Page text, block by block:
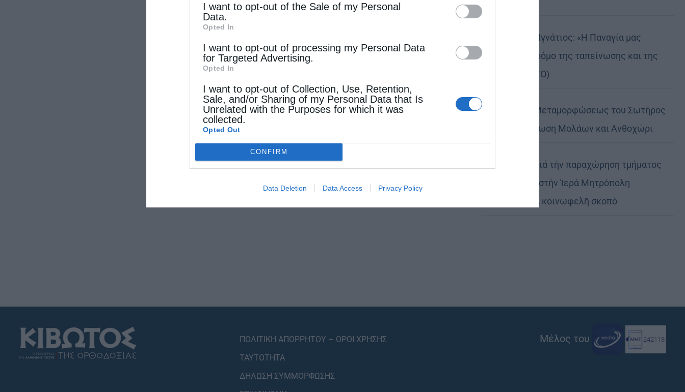
I want to opt-out of the Sale of my Personal
Data.
Opted In
I want to opt-out of processing my Personal Data
for Targeted Advertising.
Opted In
I want to opt-out of Collection, Use, Retention,
Sale, and/or Sharing of my Personal Data that Is
Unrelated with the Purposes for which it was
collected.
Opted Out
CONFIRM
Data Deletion Data Access Privacy Policy
Δημητριάδος Ιγνάτιος: «Η Παναγία μας
δείχνει τον δρόμο της ταπείνωσης και της
σιωπής» (ΦΩΤΟ)
Η εορτή της Μεταμορφώσεως του Σωτήρος
σε Μεταμόρφωση Μολάων και Ανθοχώρι
Εὐχαριστίες γιά τήν παραχώρηση τμήματος
στρατοπέδου στήν Ἱερά Μητρόπολη
Καστορίας γιά κοινωφελῆ σκοπό
ΠΟΛΙΤΙΚΗ ΑΠΟΡΡΗΤΟΥ – ΟΡΟΙ ΧΡΗΣΗΣ
ΤΑΥΤΟΤΗΤΑ
ΔΗΛΩΣΗ ΣΥΜΜΟΡΦΩΣΗΣ
Μέλος του